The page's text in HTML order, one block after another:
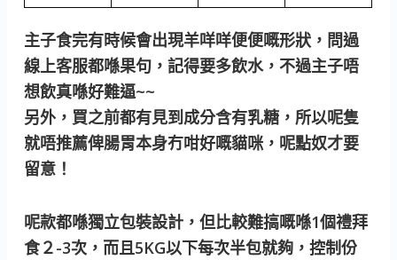
主子食完有時候會出現羊咩咩便便嘅形狀，問過
線上客服都喺果句，記得要多飲水，不過主子唔
想飲真喺好難逼~~
另外，買之前都有見到成分含有乳糖，所以呢隻
就唔推薦俾腸胃本身冇咁好嘅貓咪，呢點奴才要
留意！
呢款都喺獨立包裝設計，但比較難搞嘅喺1個禮拜
食２-3次，而且5KG以下每次半包就夠，控制份